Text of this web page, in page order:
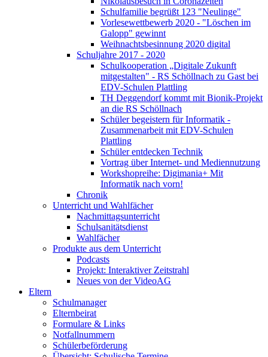
Schulfamilie begrüßt 123 "Neulinge"
Vorlesewettbewerb 2020 - "Löschen im
Galopp" gewinnt
Weihnachtsbesinnung 2020 digital
Schuljahre 2017 - 2020
Schulkooperation „Digitale Zukunft
mitgestalten" - RS Schöllnach zu Gast bei
EDV-Schulen Plattling
TH Deggendorf kommt mit Bionik-Projekt
an die RS Schöllnach
Schüler begeistern für Informatik -
Zusammenarbeit mit EDV-Schulen
Plattling
Schüler entdecken Technik
Vortrag über Internet- und Mediennutzung
Workshopreihe: Digimania+ Mit
Informatik nach vorn!
Chronik
Unterricht und Wahlfächer
Nachmittagsunterricht
Schulsanitätsdienst
Wahlfächer
Produkte aus dem Unterricht
Podcasts
Projekt: Interaktiver Zeitstrahl
Neues von der VideoAG
Eltern
Schulmanager
Elternbeirat
Formulare & Links
Notfallnummern
Schülerbeförderung